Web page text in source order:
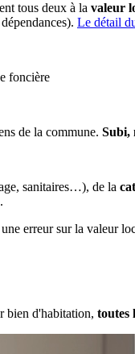
tous deux à la valeur
Le détail
foncière
de la commune. Subi,
sanitaires…), de la
une erreur sur la valeur
bien d'habitation, toutes